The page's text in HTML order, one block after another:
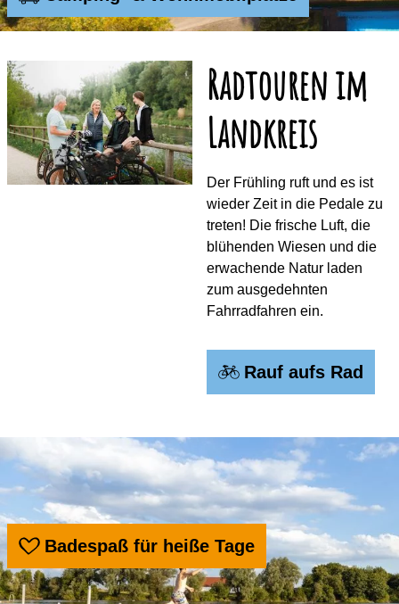
Radtouren im
Landkreis
Der Frühling ruft und es ist
wieder Zeit in die Pedale zu
treten! Die frische Luft, die
blühenden Wiesen und die
erwachende Natur laden
zum ausgedehnten
Fahrradfahren ein.
Rauf aufs Rad
Badespaß für heiße Tage